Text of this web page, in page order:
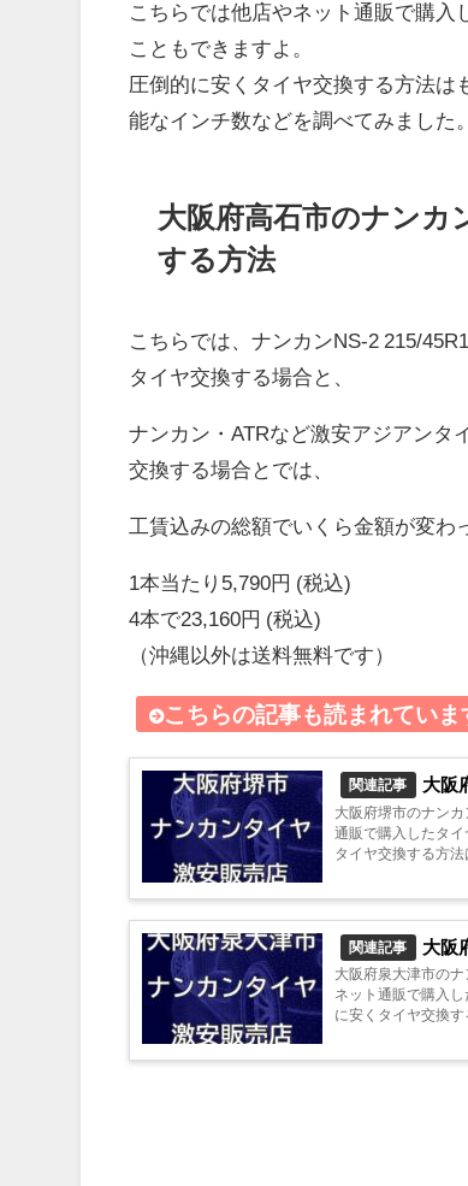
こちらでは他店やネット通販で購
こともできますよ。
圧倒的に安くタイヤ交換する方法は
能なインチ数などを調べてみました。
大阪府高石市のナンカ
する方法
こちらでは、ナンカンNS-2 215/
タイヤ交換する場合と、
ナンカン・ATRなど激安アジアンタ
交換する場合とでは、
工賃込みの総額でいくら金額が変わ
1本当たり5,790円 (税込)
4本で23,160円 (税込)
（沖縄以外は送料無料です）
こちらの記事も読まれていま
関連記事 大阪
大阪府堺市のナン
通販で購入したタ
タイヤ交換する方
関連記事 大阪
大阪府泉大津市の
ネット通販で購入
に安くタイヤ交換